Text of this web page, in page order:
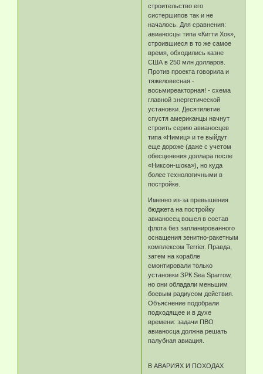
строительство его
систершипов так и не
началось. Для сравнения:
авианосцы типа «Китти Хок»,
строившиеся в то же самое
время, обходились казне
США в 250 млн долларов.
Против проекта говорила и
тяжеловесная -
восьмиреакторная! - схема
главной энергетической
установки. Десятилетие
спустя американцы начнут
строить серию авианосцев
типа «Нимиц» и те выйдут
еще дороже (даже с учетом
обесценения доллара после
«Никсон-шока»), но куда
более технологичными в
постройке.
Именно из-за превышения
бюджета на постройку
авианосец вошел в состав
флота без запланированного
оснащения зенитно-ракетным
комплексом Terrier. Правда,
затем на корабле
смонтировали только
установки ЗРК Sea Sparrow,
но они обладали меньшим
боевым радиусом действия.
Объяснение подобрали
подходящее и в духе
времени: задачи ПВО
авианосца должна решать
палубная авиация.
В АВАРИЯХ И ПОХОДАХ